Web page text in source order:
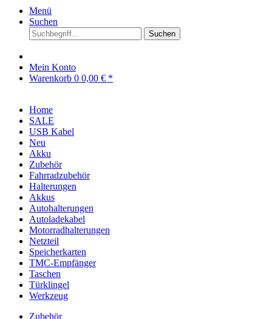
Menü
Suchen
Suchen
Mein Konto
Warenkorb 0 0,00 € *
Home
SALE
USB Kabel
Neu
Akku
Zubehör
Fahrradzubehör
Halterungen
Akkus
Autohalterungen
Autoladekabel
Motorradhalterungen
Netzteil
Speicherkarten
TMC-Empfänger
Taschen
Türklingel
Werkzeug
Zubehör